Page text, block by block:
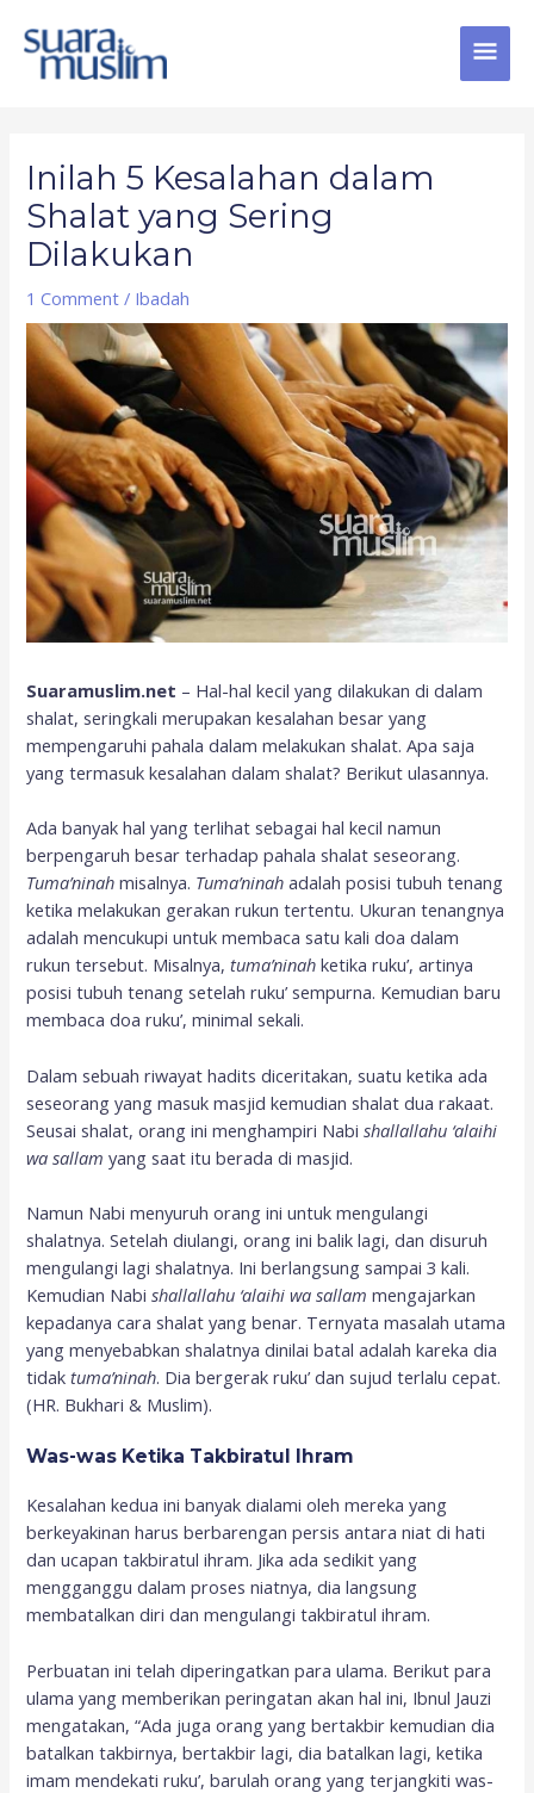
content
Inilah 5 Kesalahan dalam
Shalat yang Sering
Dilakukan
1 Comment / Ibadah
Suaramuslim.net – Hal-hal kecil yang dilakukan di dalam
shalat, seringkali merupakan kesalahan besar yang
mempengaruhi pahala dalam melakukan shalat. Apa saja
yang termasuk kesalahan dalam shalat? Berikut ulasannya.
Ada banyak hal yang terlihat sebagai hal kecil namun
berpengaruh besar terhadap pahala shalat seseorang.
Tuma’ninah misalnya. Tuma’ninah adalah posisi tubuh tenang
ketika melakukan gerakan rukun tertentu. Ukuran tenangnya
adalah mencukupi untuk membaca satu kali doa dalam
rukun tersebut. Misalnya,tuma’ninah ketika ruku’, artinya
posisi tubuh tenang setelah ruku’ sempurna. Kemudian baru
membaca doa ruku’, minimal sekali.
Dalam sebuah riwayat hadits diceritakan, suatu ketika ada
seseorang yang masuk masjid kemudian shalat dua rakaat.
Seusai shalat, orang ini menghampiri Nabishallallahu ‘alaihi
wa sallam yang saat itu berada di masjid.
Namun Nabi menyuruh orang ini untuk mengulangi
shalatnya. Setelah diulangi, orang ini balik lagi, dan disuruh
mengulangi lagi shalatnya. Ini berlangsung sampai 3 kali.
Kemudian Nabishallallahu ‘alaihi wa sallam mengajarkan
kepadanya cara shalat yang benar. Ternyata masalah utama
yang menyebabkan shalatnya dinilai batal adalah kareka dia
tidaktuma’ninah. Dia bergerak ruku’ dan sujud terlalu cepat.
(HR. Bukhari & Muslim).
Was-was Ketika Takbiratul Ihram
Kesalahan kedua ini banyak dialami oleh mereka yang
berkeyakinan harus berbarengan persis antara niat di hati
dan ucapan takbiratul ihram. Jika ada sedikit yang
mengganggu dalam proses niatnya, dia langsung
membatalkan diri dan mengulangi takbiratul ihram.
Perbuatan ini telah diperingatkan para ulama. Berikut para
ulama yang memberikan peringatan akan hal ini, Ibnul Jauzi
mengatakan, “Ada juga orang yang bertakbir kemudian dia
batalkan takbirnya, bertakbir lagi, dia batalkan lagi, ketika
imam mendekati ruku’, barulah orang yang terjangkiti was-